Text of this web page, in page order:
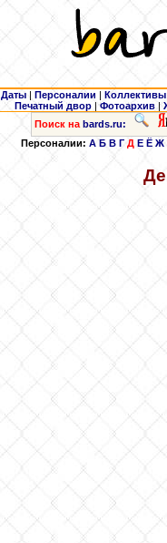
Даты | Персоналии | Коллективы
Печатный двор |Фотоархив |
Поиск на bards.ru:
Персоналии: А Б В Г Д Е Ё Ж